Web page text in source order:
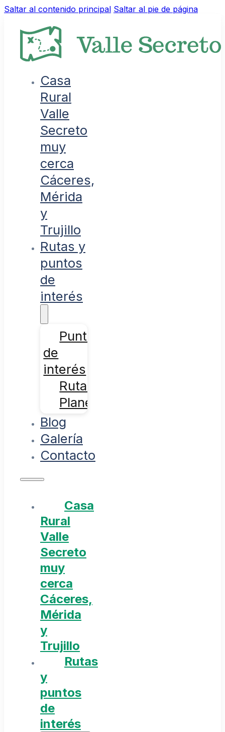
Saltar al contenido principal Saltar al pie de página
Casa
Rural
Valle
Secreto
muy
cerca
Cáceres,
Mérida
y
Trujillo
Rutas y
puntos
de
interés
Puntos
de
interés
Rutas
Planes
Blog
Galería
Contacto
Casa
Rural
Valle
Secreto
muy
cerca
Cáceres,
Mérida
y
Trujillo
Rutas
y
puntos
de
interés